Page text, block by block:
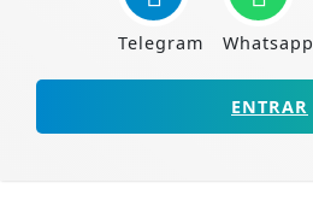
Telegram Whatsapp
ENTRAR